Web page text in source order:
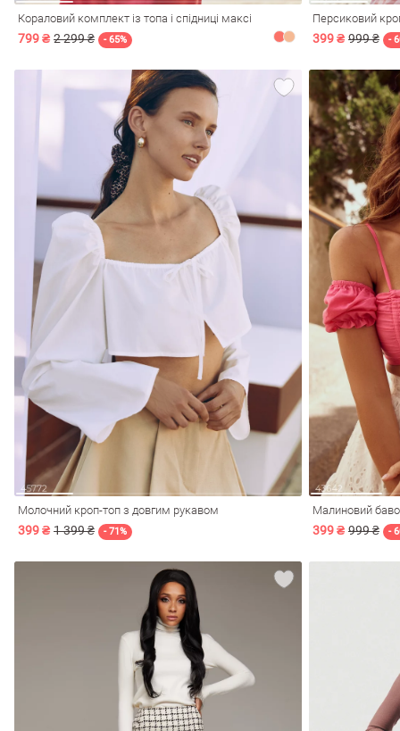
Кораловий комплект із топа і спідниці максі
799 ₴ 2 299 ₴ - 65%
Персиковий
399 ₴ 999 ₴ -
Молочний кроп-топ з довгим рукавом
399 ₴ 1 399 ₴ - 71%
Малиновий
399 ₴ 999 ₴ -